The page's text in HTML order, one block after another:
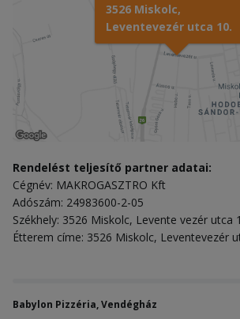
3526 Miskolc,
Leventevezér utca 10.
Rendelést teljesítő partner adatai:
Cégnév: MAKROGASZTRO Kft
Adószám: 24983600-2-05
Székhely: 3526 Miskolc, Levente vezér utca
Étterem címe: 3526 Miskolc, Leventevezér
Babylon Pizzéria, Vendégház